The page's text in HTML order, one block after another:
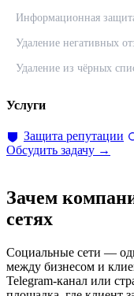
Информационная
Удаление негативных
Удаление из чёрных
Услуги
Защита репутации
Обсудить задачу →
Зачем
сетях
Социальные сети —
между бизнесом и
Telegram-канал или